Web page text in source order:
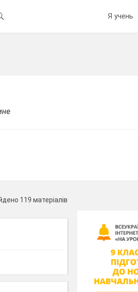
Я учень
119 матеріалів